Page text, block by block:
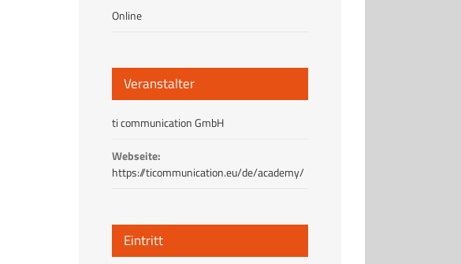
Online
Veranstalter
ti communication GmbH
Webseite:
https://ticommunication.eu/de/academy/
Eintritt